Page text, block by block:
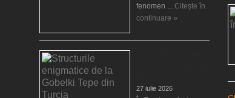
fenomen …Citește în
continuare »
27 iulie 2026